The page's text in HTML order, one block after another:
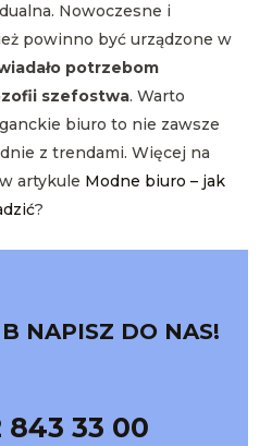
Nowoczesne i
powinno być urządzone w
potrzebom
szefostwa. Warto
biuro to nie zawsze
z trendami. Więcej na
artykule Modne biuro – jak
?
NAPISZ DO NAS!
843 33 00